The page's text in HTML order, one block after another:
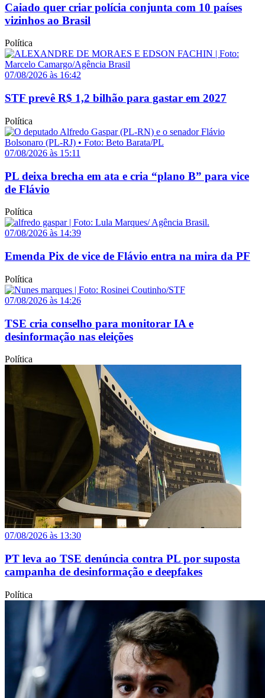
Caiado quer criar polícia conjunta com 10 países
vizinhos ao Brasil
Política
07/08/2026 às 16:42
STF prevê R$ 1,2 bilhão para gastar em 2027
Política
07/08/2026 às 15:11
PL deixa brecha em ata e cria “plano B” para vice
de Flávio
Política
07/08/2026 às 14:39
Emenda Pix de vice de Flávio entra na mira da PF
Política
07/08/2026 às 14:26
TSE cria conselho para monitorar IA e
desinformação nas eleições
Política
07/08/2026 às 13:30
PT leva ao TSE denúncia contra PL por suposta
campanha de desinformação e deepfakes
Política